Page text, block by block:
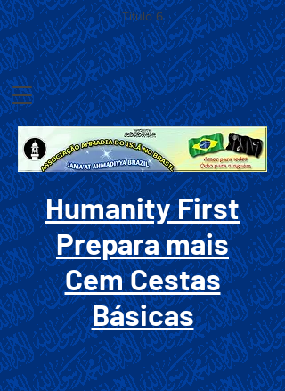
Título 6
Humanity First
Prepara mais
Cem Cestas
Básicas